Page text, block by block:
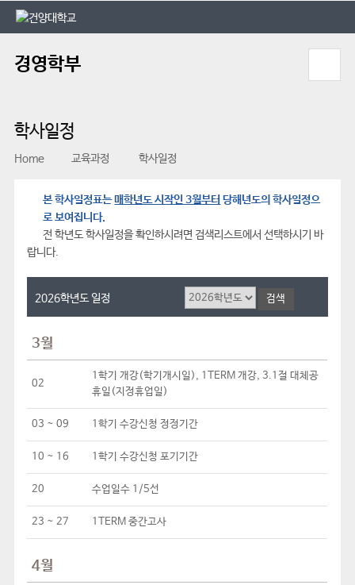
본문 바로가기
대메뉴 바로가기
경영학부
학사일정
Home 교육과정 학사일정
본 학사일정표는매학년도 시작인 3월부터 당해년도의 학사일정으
로 보여집니다.
전 학년도 학사일정을 확인하시려면 검색리스트에서 선택하시기 바
랍니다.
2026학년도 일정
3월
02
1학기 개강(학기개시일), 1TERM 개강, 3.1절 대체공
휴일(지정휴업일)
03 ~ 09 1학기 수강신청 정정기간
10 ~ 16 1학기 수강신청 포기기간
20 수업일수 1/5선
23 ~ 27 1TERM 중간고사
4월